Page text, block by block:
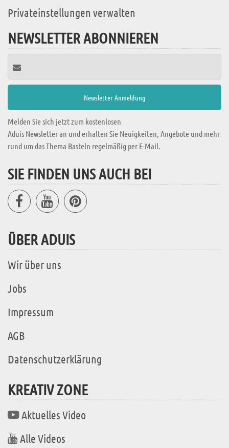
Privateinstellungen verwalten
NEWSLETTER ABONNIEREN
Melden Sie sich jetzt zum kostenlosen
Aduis Newsletter an und erhalten Sie Neuigkeiten, Angebote und mehr
rund um das Thema Basteln regelmäßig per E-Mail.
SIE FINDEN UNS AUCH BEI
ÜBER ADUIS
Wir über uns
Jobs
Impressum
AGB
Datenschutzerklärung
KREATIV ZONE
Aktuelles Video
Alle Videos